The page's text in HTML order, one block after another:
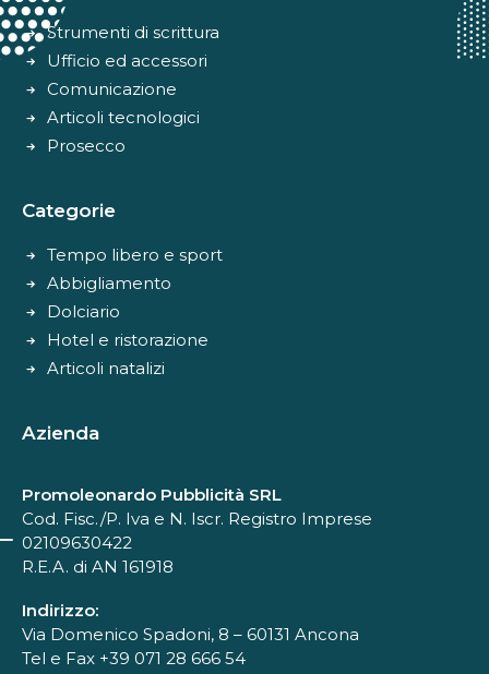
Strumenti di scrittura
Ufficio ed accessori
Comunicazione
Articoli tecnologici
Prosecco
Categorie
Tempo libero e sport
Abbigliamento
Dolciario
Hotel e ristorazione
Articoli natalizi
Azienda
Promoleonardo Pubblicità SRL
Cod. Fisc./P. Iva e N. Iscr. Registro Imprese
02109630422
R.E.A. di AN 161918
Indirizzo:
Via Domenico Spadoni, 8 – 60131 Ancona
Tel e Fax +39 071 28 666 54